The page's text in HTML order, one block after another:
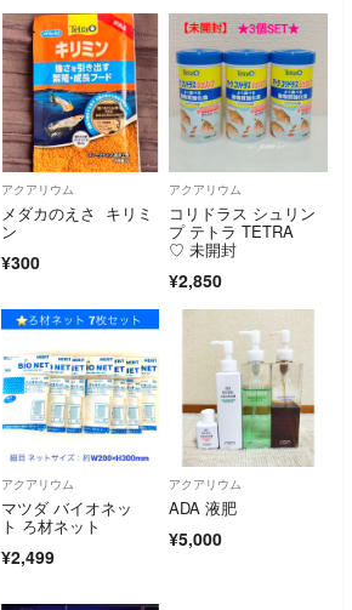
アクアリウム
メダカのえさ キリミ
ン
¥300
アクアリウム
コリドラス シュリン
プ テトラ TETRA
♡ 未開封
¥2,850
アクアリウム
マツダ バイオネッ
ト ろ材ネット
¥2,499
アクアリウム
ADA 液肥
¥5,000